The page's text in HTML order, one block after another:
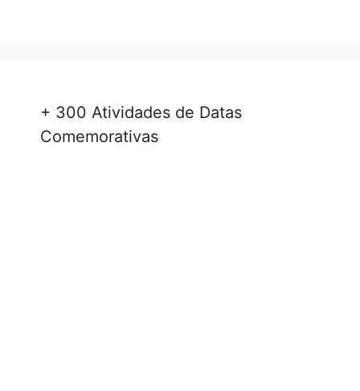
+ 300 Atividades de Datas
Comemorativas